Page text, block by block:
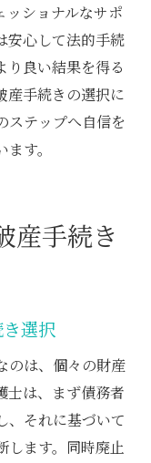
ッショナルなサポ
安心して法的手続
り良い結果を得る
産手続きの選択に
ステップへ自信を
す。
産手続き
選択
のは、個々の財産
士は、まず債務者
、それに基づいて
します。同時廃止